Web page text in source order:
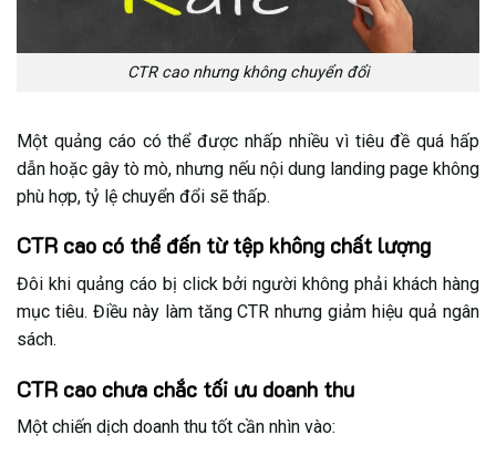
CTR cao nhưng không chuyển đổi
Một quảng cáo có thể được nhấp nhiều vì tiêu đề quá hấp
dẫn hoặc gây tò mò, nhưng nếu nội dung landing page không
phù hợp, tỷ lệ chuyển đổi sẽ thấp.
CTR cao có thể đến từ tệp không chất lượng
Đôi khi quảng cáo bị click bởi người không phải khách hàng
mục tiêu. Điều này làm tăng CTR nhưng giảm hiệu quả ngân
sách.
CTR cao chưa chắc tối ưu doanh thu
Một chiến dịch doanh thu tốt cần nhìn vào: